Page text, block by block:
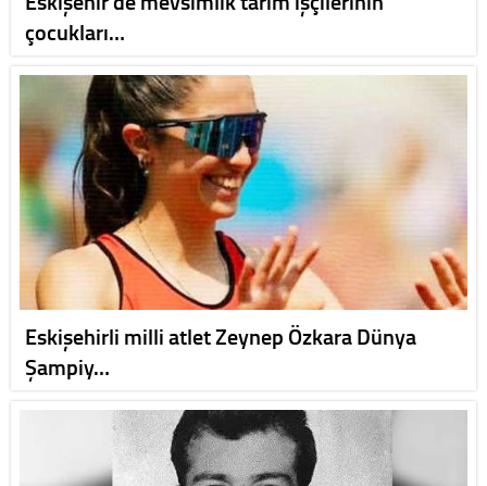
çocukları…
Eskişehirli milli atlet Zeynep Özkara Dünya
Şampiy…